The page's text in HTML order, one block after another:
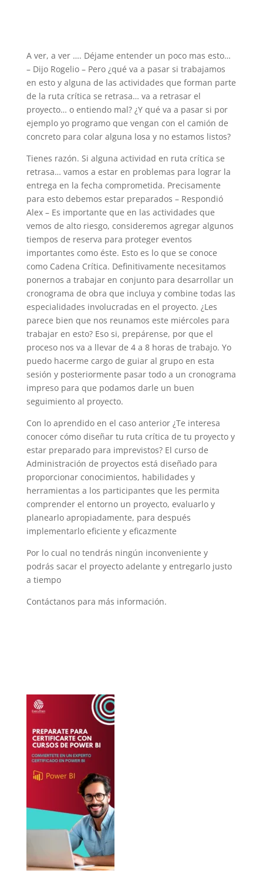
A ver, a ver …. Déjame entender un poco mas esto…
– Dijo Rogelio – Pero ¿qué va a pasar si trabajamos
en esto y alguna de las actividades que forman parte
de la ruta crítica se retrasa… va a retrasar el
proyecto… o entiendo mal? ¿Y qué va a pasar si por
ejemplo yo programo que vengan con el camión de
concreto para colar alguna losa y no estamos listos?
Tienes razón. Si alguna actividad en ruta crítica se
retrasa… vamos a estar en problemas para lograr la
entrega en la fecha comprometida. Precisamente
para esto debemos estar preparados – Respondió
Alex – Es importante que en las actividades que
vemos de alto riesgo, consideremos agregar algunos
tiempos de reserva para proteger eventos
importantes como éste. Esto es lo que se conoce
como Cadena Crítica. Definitivamente necesitamos
ponernos a trabajar en conjunto para desarrollar un
cronograma de obra que incluya y combine todas las
especialidades involucradas en el proyecto. ¿Les
parece bien que nos reunamos este miércoles para
trabajar en esto? Eso si, prepárense, por que el
proceso nos va a llevar de 4 a 8 horas de trabajo. Yo
puedo hacerme cargo de guiar al grupo en esta
sesión y posteriormente pasar todo a un cronograma
impreso para que podamos darle un buen
seguimiento al proyecto.
Con lo aprendido en el caso anterior ¿Te interesa
conocer cómo diseñar tu ruta crítica de tu proyecto y
estar preparado para imprevistos? El curso de
Administración de proyectos está diseñado para
proporcionar conocimientos, habilidades y
herramientas a los participantes que les permita
comprender el entorno un proyecto, evaluarlo y
planearlo apropiadamente, para después
implementarlo eficiente y eficazmente
Por lo cual no tendrás ningún inconveniente y
podrás sacar el proyecto adelante y entregarlo justo
a tiempo
Contáctanos para más información.